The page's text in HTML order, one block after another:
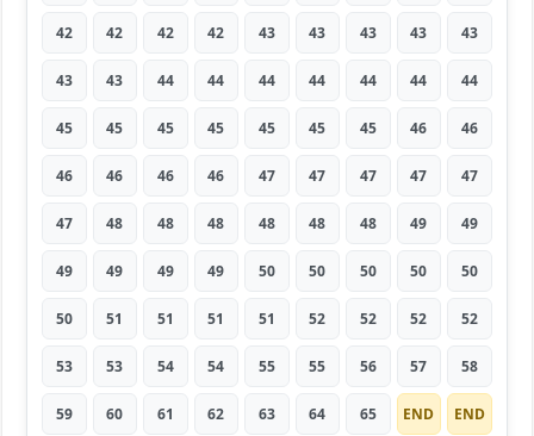
42 42 42 42 43 43 43 43 43
43 43 44 44 44 44 44 44 44
45 45 45 45 45 45 45 46 46
46 46 46 46 47 47 47 47 47
47 48 48 48 48 48 48 49 49
49 49 49 49 50 50 50 50 50
50 51 51 51 51 52 52 52 52
53 53 54 54 55 55 56 57 58
59 60 61 62 63 64 65 END END